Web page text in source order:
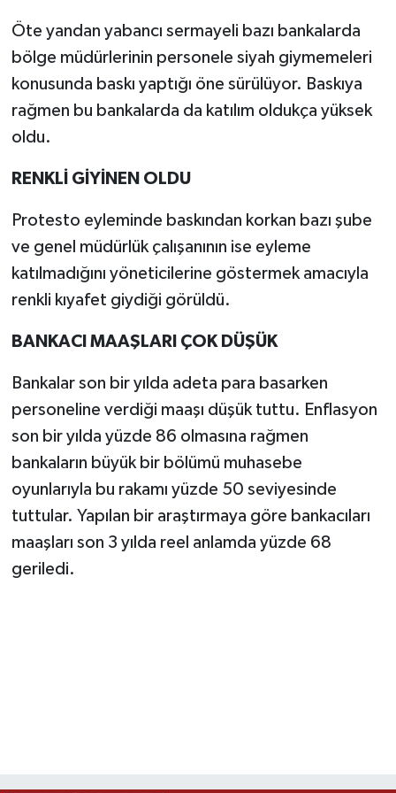
Öte yandan yabancı sermayeli bazı bankalarda
bölge müdürlerinin personele siyah giymemeleri
konusunda baskı yaptığı öne sürülüyor. Baskıya
rağmen bu bankalarda da katılım oldukça yüksek
oldu.
RENKLİ GİYİNEN OLDU
Protesto eyleminde baskından korkan bazı şube
ve genel müdürlük çalışanının ise eyleme
katılmadığını yöneticilerine göstermek amacıyla
renkli kıyafet giydiği görüldü.
BANKACI MAAŞLARI ÇOK DÜŞÜK
Bankalar son bir yılda adeta para basarken
personeline verdiği maaşı düşük tuttu. Enflasyon
son bir yılda yüzde 86 olmasına rağmen
bankaların büyük bir bölümü muhasebe
oyunlarıyla bu rakamı yüzde 50 seviyesinde
tuttular. Yapılan bir araştırmaya göre bankacıları
maaşları son 3 yılda reel anlamda yüzde 68
geriledi.